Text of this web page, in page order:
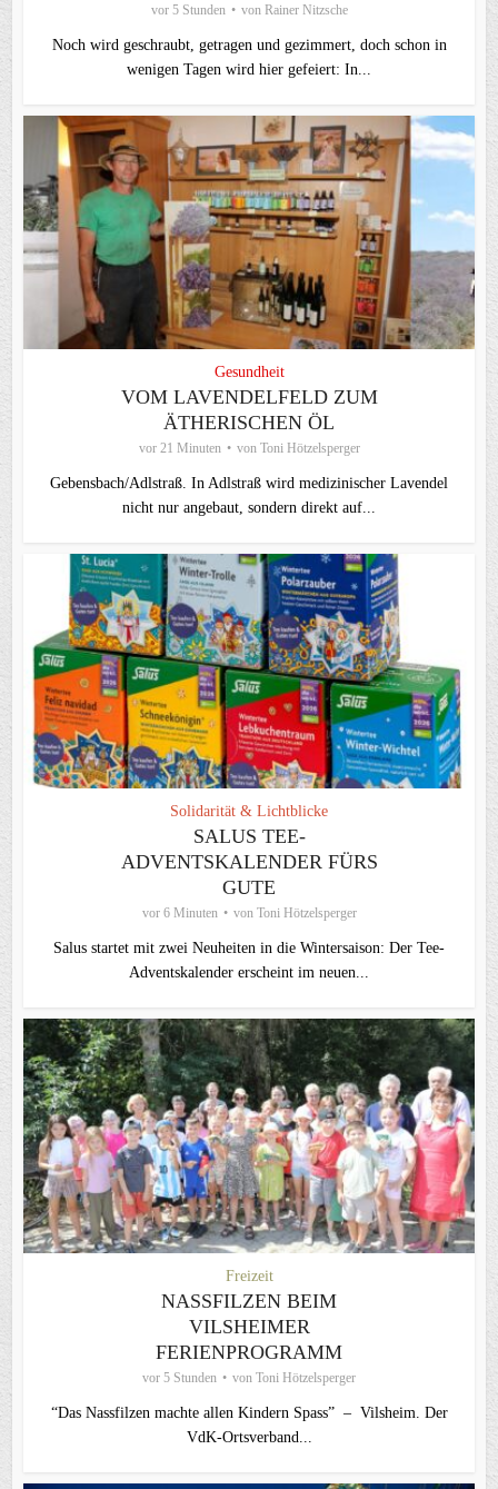
vor 5 Stunden von Rainer Nitzsche
Noch wird geschraubt, getragen und gezimmert, doch schon in
wenigen Tagen wird hier gefeiert: In...
Gesundheit
VOM LAVENDELFELD ZUM
ÄTHERISCHEN ÖL
vor 21 Minuten von Toni Hötzelsperger
Gebensbach/Adlstraß. In Adlstraß wird medizinischer Lavendel
nicht nur angebaut, sondern direkt auf...
Solidarität & Lichtblicke
SALUS TEE-
ADVENTSKALENDER FÜRS
GUTE
vor 6 Minuten von Toni Hötzelsperger
Salus startet mit zwei Neuheiten in die Wintersaison: Der Tee-
Adventskalender erscheint im neuen...
Freizeit
NASSFILZEN BEIM
VILSHEIMER
FERIENPROGRAMM
vor 5 Stunden von Toni Hötzelsperger
“Das Nassfilzen machte allen Kindern Spass” – Vilsheim. Der
VdK-Ortsverband...